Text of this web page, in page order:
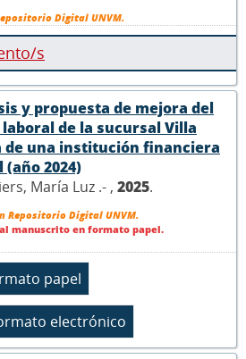
Digital UNVM.
s
y propuesta de mejora del
de la sucursal Villa
de una institución financiera
(año 2024)
María Luz .- , 2025.
Repositorio Digital UNVM.
manuscrito en formato papel.